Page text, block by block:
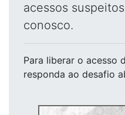
acessos
conosco.
Para liberar o acesso
responda ao desafio